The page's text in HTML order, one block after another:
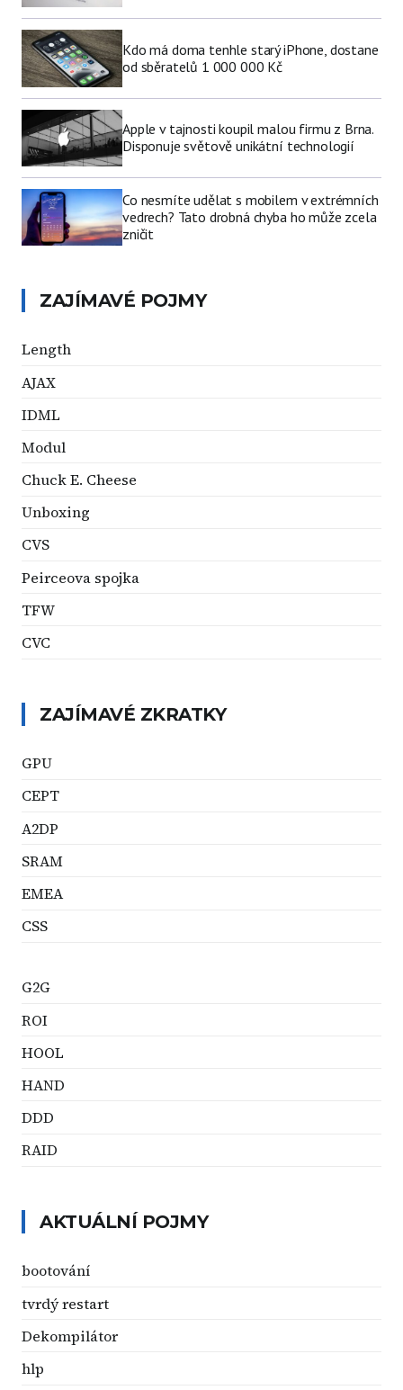
Kdo má doma tenhle starý iPhone, dostane
od sběratelů 1 000 000 Kč
Apple v tajnosti koupil malou firmu z Brna.
Disponuje světově unikátní technologií
Co nesmíte udělat s mobilem v extrémních
vedrech? Tato drobná chyba ho může zcela
zničit
ZAJÍMAVÉ POJMY
Length
AJAX
IDML
Modul
Chuck E. Cheese
Unboxing
CVS
Peirceova spojka
TFW
CVC
ZAJÍMAVÉ ZKRATKY
GPU
CEPT
A2DP
SRAM
EMEA
CSS
G2G
ROI
HOOL
HAND
DDD
RAID
AKTUÁLNÍ POJMY
bootování
tvrdý restart
Dekompilátor
hlp